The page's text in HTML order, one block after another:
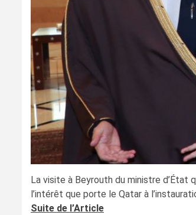
La visite à Beyrouth du ministre d’État
l’intérêt que porte le Qatar à
Suite de l’Article